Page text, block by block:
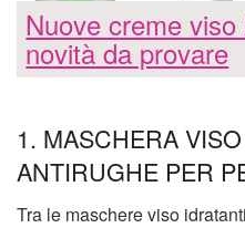
Nuove creme
novità da provare
1. MASCHERA
ANTIRUGHE PER
Tra le maschere viso